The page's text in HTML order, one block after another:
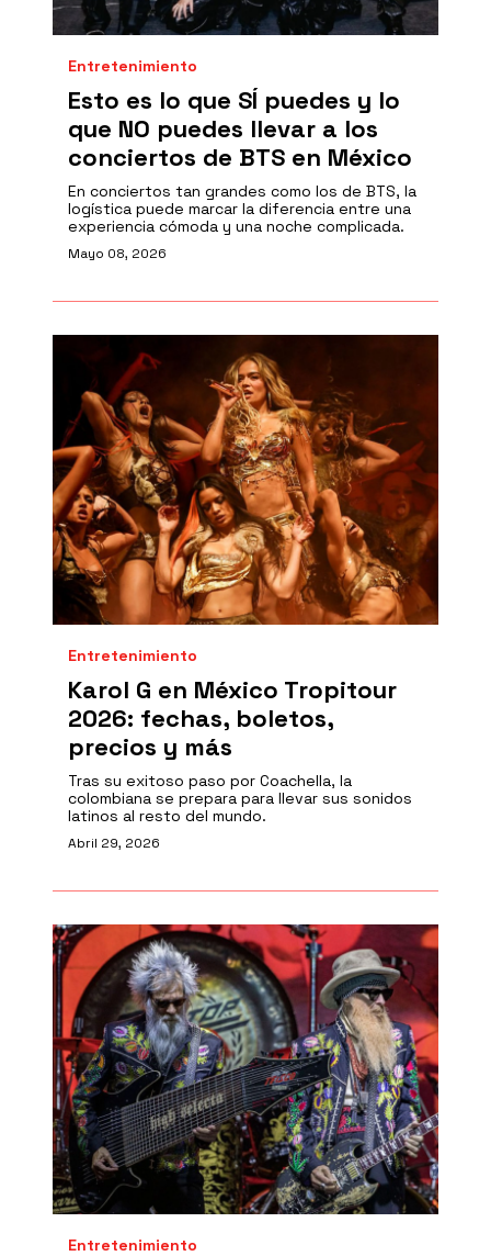
Entretenimiento
Esto es lo que SÍ puedes y lo
que NO puedes llevar a los
conciertos de BTS en México
En conciertos tan grandes como los de BTS, la
logística puede marcar la diferencia entre una
experiencia cómoda y una noche complicada.
Mayo 08, 2026
Entretenimiento
Karol G en México Tropitour
2026: fechas, boletos,
precios y más
Tras su exitoso paso por Coachella, la
colombiana se prepara para llevar sus sonidos
latinos al resto del mundo.
Abril 29, 2026
Entretenimiento